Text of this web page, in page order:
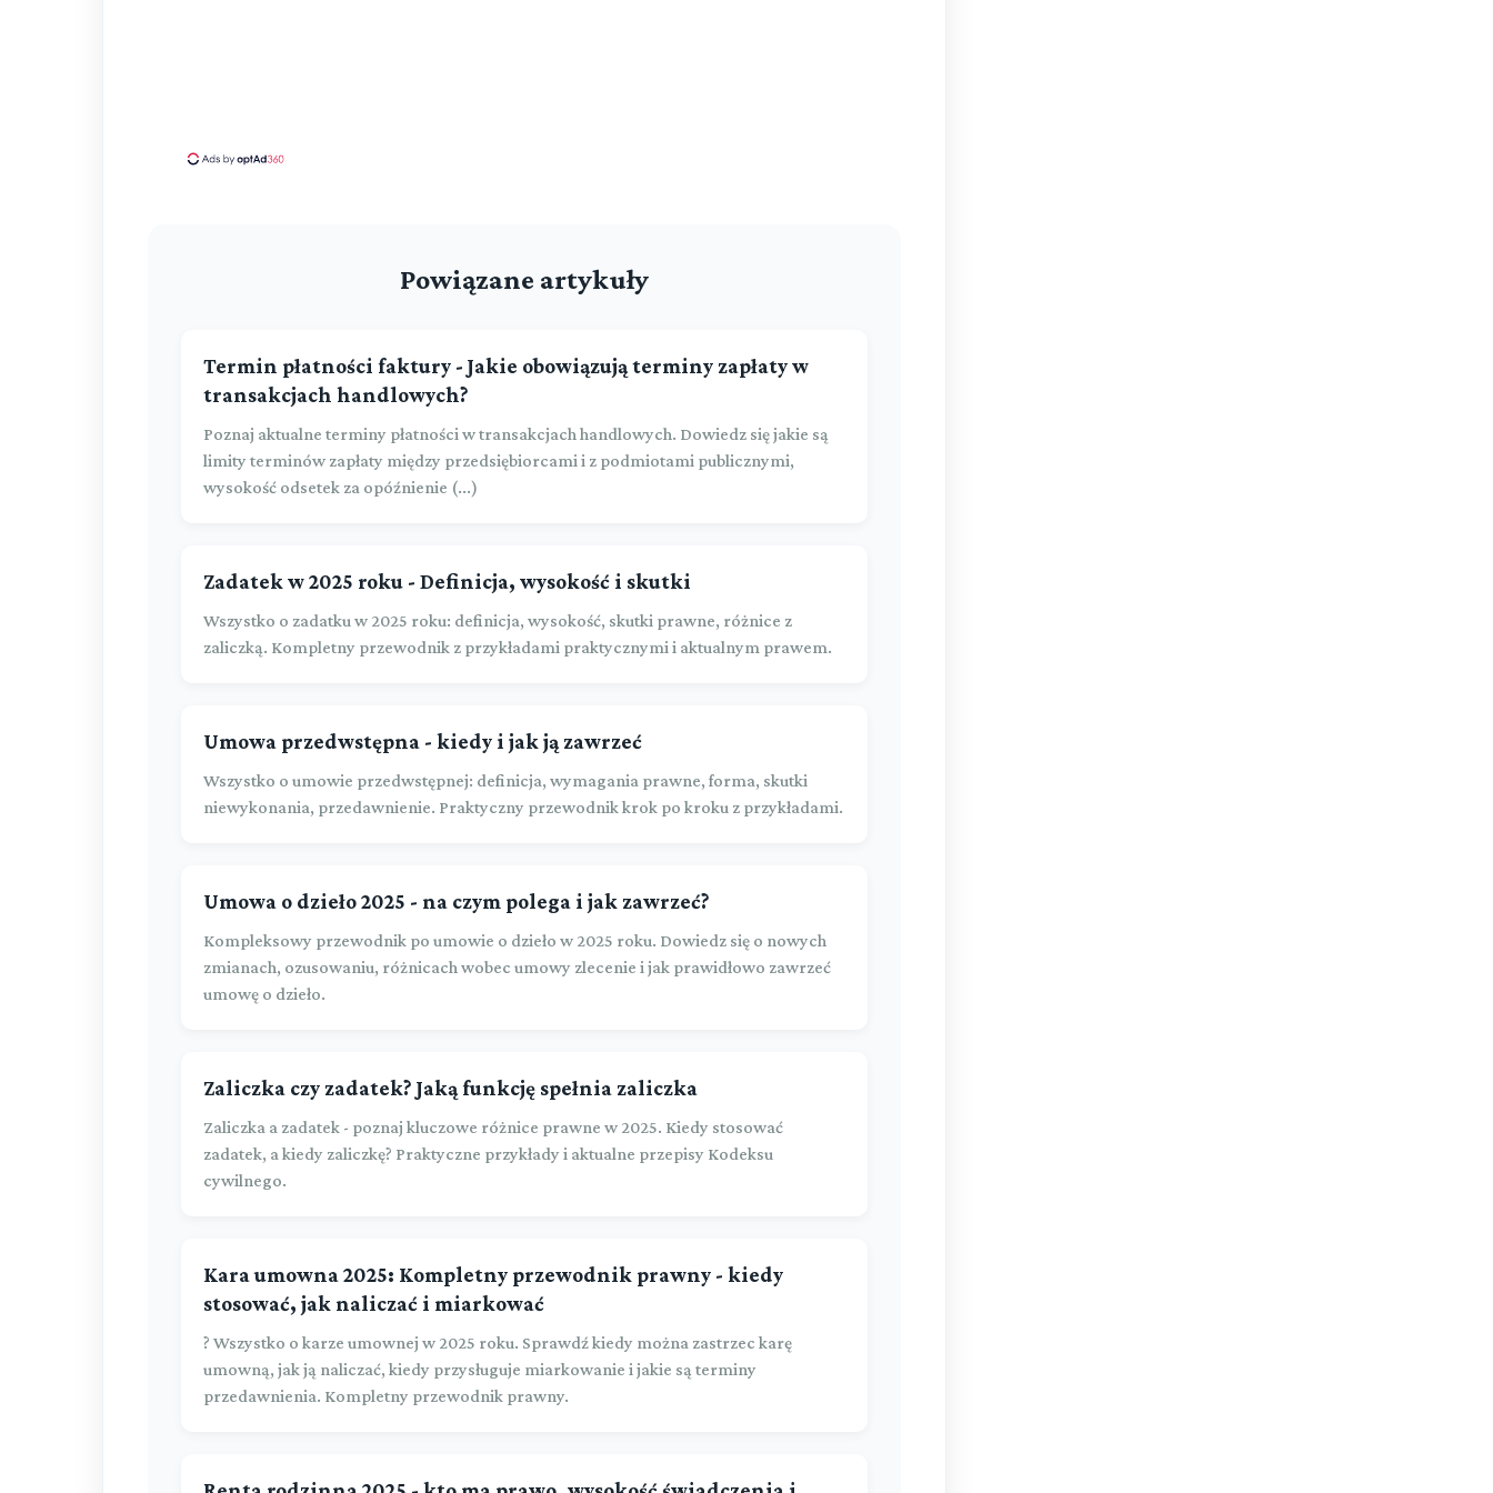
Powiązane artykuły
Termin płatności faktury - Jakie obowiązują terminy zapłaty w
transakcjach handlowych?
Poznaj aktualne terminy płatności w transakcjach handlowych. Dowiedz się jakie są
limity terminów zapłaty między przedsiębiorcami i z podmiotami publicznymi,
wysokość odsetek za opóźnienie (...)
Zadatek w 2025 roku - Definicja, wysokość i skutki
Wszystko o zadatku w 2025 roku: definicja, wysokość, skutki prawne, różnice z
zaliczką. Kompletny przewodnik z przykładami praktycznymi i aktualnym prawem.
Umowa przedwstępna - kiedy i jak ją zawrzeć
Wszystko o umowie przedwstępnej: definicja, wymagania prawne, forma, skutki
niewykonania, przedawnienie. Praktyczny przewodnik krok po kroku z przykładami.
Umowa o dzieło 2025 - na czym polega i jak zawrzeć?
Kompleksowy przewodnik po umowie o dzieło w 2025 roku. Dowiedz się o nowych
zmianach, ozusowaniu, różnicach wobec umowy zlecenie i jak prawidłowo zawrzeć
umowę o dzieło.
Zaliczka czy zadatek? Jaką funkcję spełnia zaliczka
Zaliczka a zadatek - poznaj kluczowe różnice prawne w 2025. Kiedy stosować
zadatek, a kiedy zaliczkę? Praktyczne przykłady i aktualne przepisy Kodeksu
cywilnego.
Kara umowna 2025: Kompletny przewodnik prawny - kiedy
stosować, jak naliczać i miarkować
? Wszystko o karze umownej w 2025 roku. Sprawdź kiedy można zastrzec karę
umowną, jak ją naliczać, kiedy przysługuje miarkowanie i jakie są terminy
przedawnienia. Kompletny przewodnik prawny.